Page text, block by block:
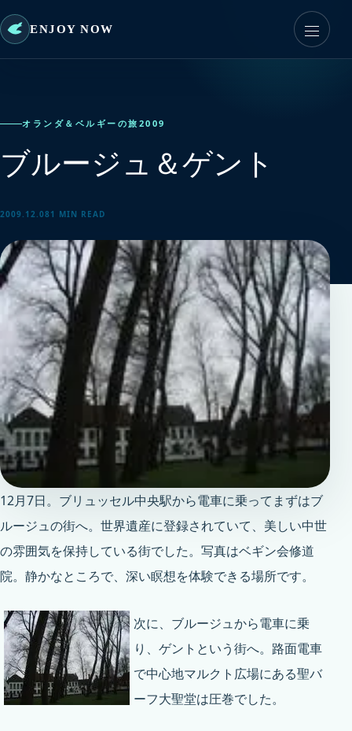
ENJOY NOW
オランダ＆ベルギーの旅2009
ブルージュ＆ゲント
2009.12.08 1 MIN READ
12月7日。ブリュッセル中央駅から電車に乗ってまずはブ
ルージュの街へ。世界遺産に登録されていて、美しい中世
の雰囲気を保持している街でした。写真はベギン会修道
院。静かなところで、深い瞑想を体験できる場所です。
次に、ブルージュから電車に乗
り、ゲントという街へ。路面電車
で中心地マルクト広場にある聖バ
ーフ大聖堂は圧巻でした。